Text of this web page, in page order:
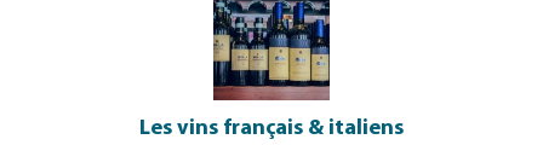
Les vins français & italiens